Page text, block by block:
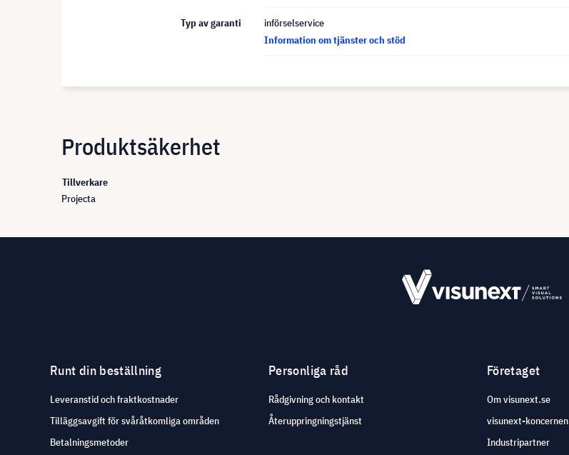
Typ av garanti
införselservice
Information om tjänster och stöd
Produktsäkerhet
Tillverkare
Projecta
Runt din beställning
Leveranstid och fraktkostnader
Tilläggsavgift för svåråtkomliga områden
Betalningsmetoder
Personliga råd
Rådgivning och kontakt
Återuppringningstjänst
Företaget
Om visunext.se
visunext-koncernen
Industripartner